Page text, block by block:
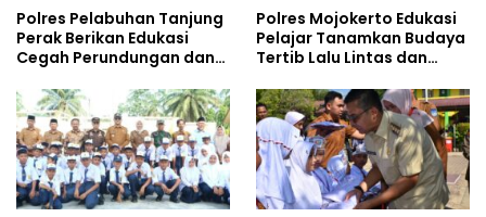
Polres Pelabuhan Tanjung
Perak Berikan Edukasi
Cegah Perundungan dan
kepada Pelajar MPLS
Polres Mojokerto Edukasi
Pelajar Tanamkan Budaya
Tertib Lalu Lintas dan